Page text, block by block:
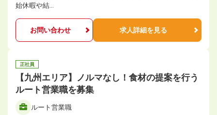
始休暇や結…
お問い合わせ 求人詳細を見る
正社員
【九州エリア】ノルマなし！食材の提案を行う
ルート営業職を募集
ルート営業職